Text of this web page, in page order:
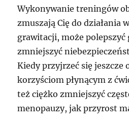
Wykonywanie treningów
zmuszają Cię do działania
grawitacji, może polepszyć
zmniejszyć
Kiedy przyjrzeć się jeszcze
korzyściom płynącym z
też ciężko zmniejszyć
menopauzy, jak przyrost